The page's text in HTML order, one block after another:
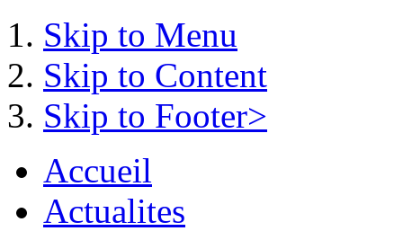
Skip to Menu
Skip to Content
Skip to Footer>
Accueil
Actualites